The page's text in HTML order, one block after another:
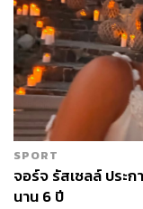
SPORT
จอร์จ รัสเซลล์ ประ
นาน 6 ปี